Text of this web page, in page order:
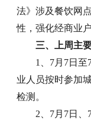
法》涉及餐饮网
性，强化经商业
三、上周主
1、7月7日
业人员按时参加
检测。
2、7月7日